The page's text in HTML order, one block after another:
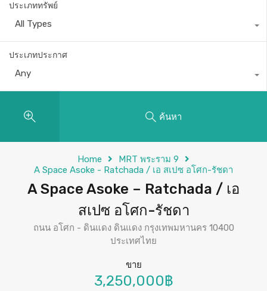
ประเภททรัพย์
All Types
ประเภทประกาศ
Any
ค้นหา
Home
MRT พระราม 9
A Space Asoke - Ratchada / เอ สเปซ อโศก-รัชดา
A Space Asoke – Ratchada / เอ
สเปซ อโศก-รัชดา
ถนน อโศก - ดินแดง ดินแดง กรุงเทพมหานคร 10400
ประเทศไทย
ขาย
3,250,000฿